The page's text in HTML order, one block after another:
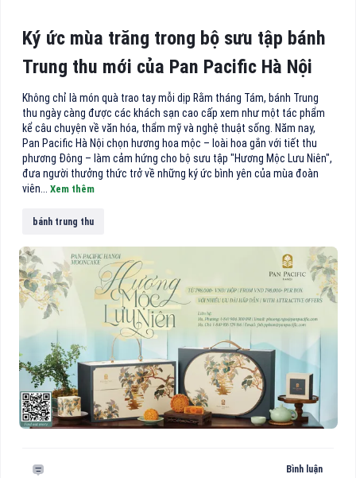
Ký ức mùa trăng trong bộ sưu tập bánh
Trung thu mới của Pan Pacific Hà Nội
Không chỉ là món quà trao tay mỗi dịp Rằm tháng Tám, bánh Trung
thu ngày càng được các khách sạn cao cấp xem như một tác phẩm
kể câu chuyện về văn hóa, thẩm mỹ và nghệ thuật sống. Năm nay,
Pan Pacific Hà Nội chọn hương hoa mộc – loài hoa gắn với tiết thu
phương Đông – làm cảm hứng cho bộ sưu tập "Hương Mộc Lưu Niên",
đưa người thưởng thức trở về những ký ức bình yên của mùa đoàn
viên... Xem thêm
bánh trung thu
Bình luận